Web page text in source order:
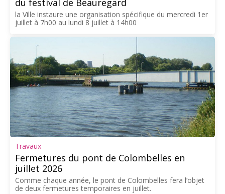
du festival de Beauregard
la Ville instaure une organisation spécifique du mercredi 1er
juillet à 7h00 au lundi 8 juillet à 14h00
Travaux
Fermetures du pont de Colombelles en
juillet 2026
Comme chaque année, le pont de Colombelles fera l’objet
de deux fermetures temporaires en juillet.